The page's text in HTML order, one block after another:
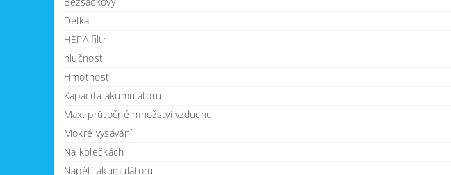
Délka
HEPA filtr
hlučnost
Hmotnost
Kapacita akumulátoru
Max. průtočné množství vzduchu
Mokré vysávání
Na kolečkách
Napětí akumulátoru